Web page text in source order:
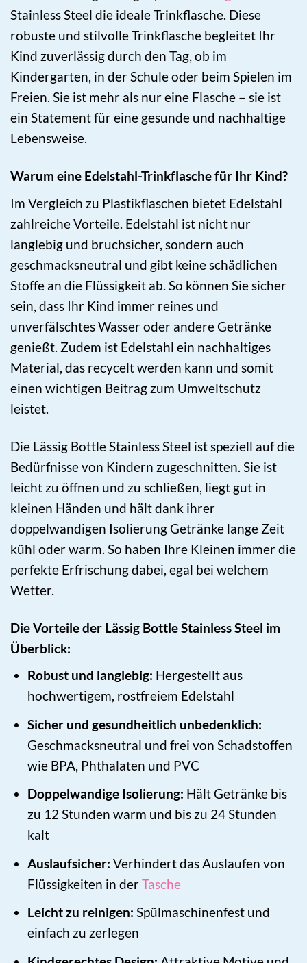
Stainless Steel die ideale Trinkflasche. Diese
robuste und stilvolle Trinkflasche begleitet Ihr
Kind zuverlässig durch den Tag, ob im
Kindergarten, in der Schule oder beim Spielen im
Freien. Sie ist mehr als nur eine Flasche – sie ist
ein Statement für eine gesunde und nachhaltige
Lebensweise.
Warum eine Edelstahl-Trinkflasche für Ihr Kind?
Im Vergleich zu Plastikflaschen bietet Edelstahl
zahlreiche Vorteile. Edelstahl ist nicht nur
langlebig und bruchsicher, sondern auch
geschmacksneutral und gibt keine schädlichen
Stoffe an die Flüssigkeit ab. So können Sie sicher
sein, dass Ihr Kind immer reines und
unverfälschtes Wasser oder andere Getränke
genießt. Zudem ist Edelstahl ein nachhaltiges
Material, das recycelt werden kann und somit
einen wichtigen Beitrag zum Umweltschutz
leistet.
Die Lässig Bottle Stainless Steel ist speziell auf die
Bedürfnisse von Kindern zugeschnitten. Sie ist
leicht zu öffnen und zu schließen, liegt gut in
kleinen Händen und hält dank ihrer
doppelwandigen Isolierung Getränke lange Zeit
kühl oder warm. So haben Ihre Kleinen immer die
perfekte Erfrischung dabei, egal bei welchem
Wetter.
Die Vorteile der Lässig Bottle Stainless Steel im
Überblick:
Robust und langlebig: Hergestellt aus
hochwertigem, rostfreiem Edelstahl
Sicher und gesundheitlich unbedenklich:
Geschmacksneutral und frei von Schadstoffen
wie BPA, Phthalaten und PVC
Doppelwandige Isolierung: Hält Getränke bis
zu 12 Stunden warm und bis zu 24 Stunden
kalt
Auslaufsicher: Verhindert das Auslaufen von
Flüssigkeiten in derTasche
Leicht zu reinigen: Spülmaschinenfest und
einfach zu zerlegen